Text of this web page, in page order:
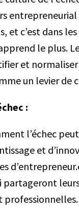
entrepreneurial
et c’est dans
le plus.
et normaliser
un levier de
:
l’échec
et
partageront
professionnelles.